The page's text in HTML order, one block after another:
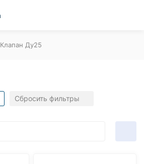
Клапан Ду25
Сбросить фильтры